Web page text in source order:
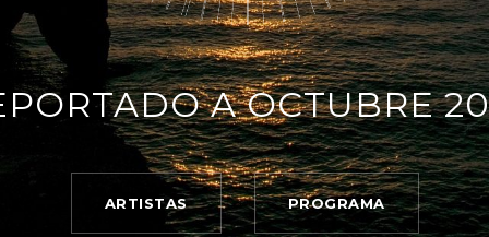
A OCTUBRE
ARTISTAS PROGRAMA